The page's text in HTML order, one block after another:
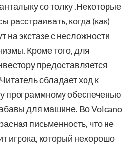
со толку .Некоторые
когда (как)
на экстазе с несложности
Кроме того, для
предоставляется
обладает ход к
программному обеспеченью
для машине. Во Volcano
письменность, что не
игрока, который нехорошо